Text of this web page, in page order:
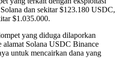
dan sekitar $123.180 USDC,
$1.035.000.
yang diduga dilaporkan
Solana USDC Binance
untuk mencairkan dana yang